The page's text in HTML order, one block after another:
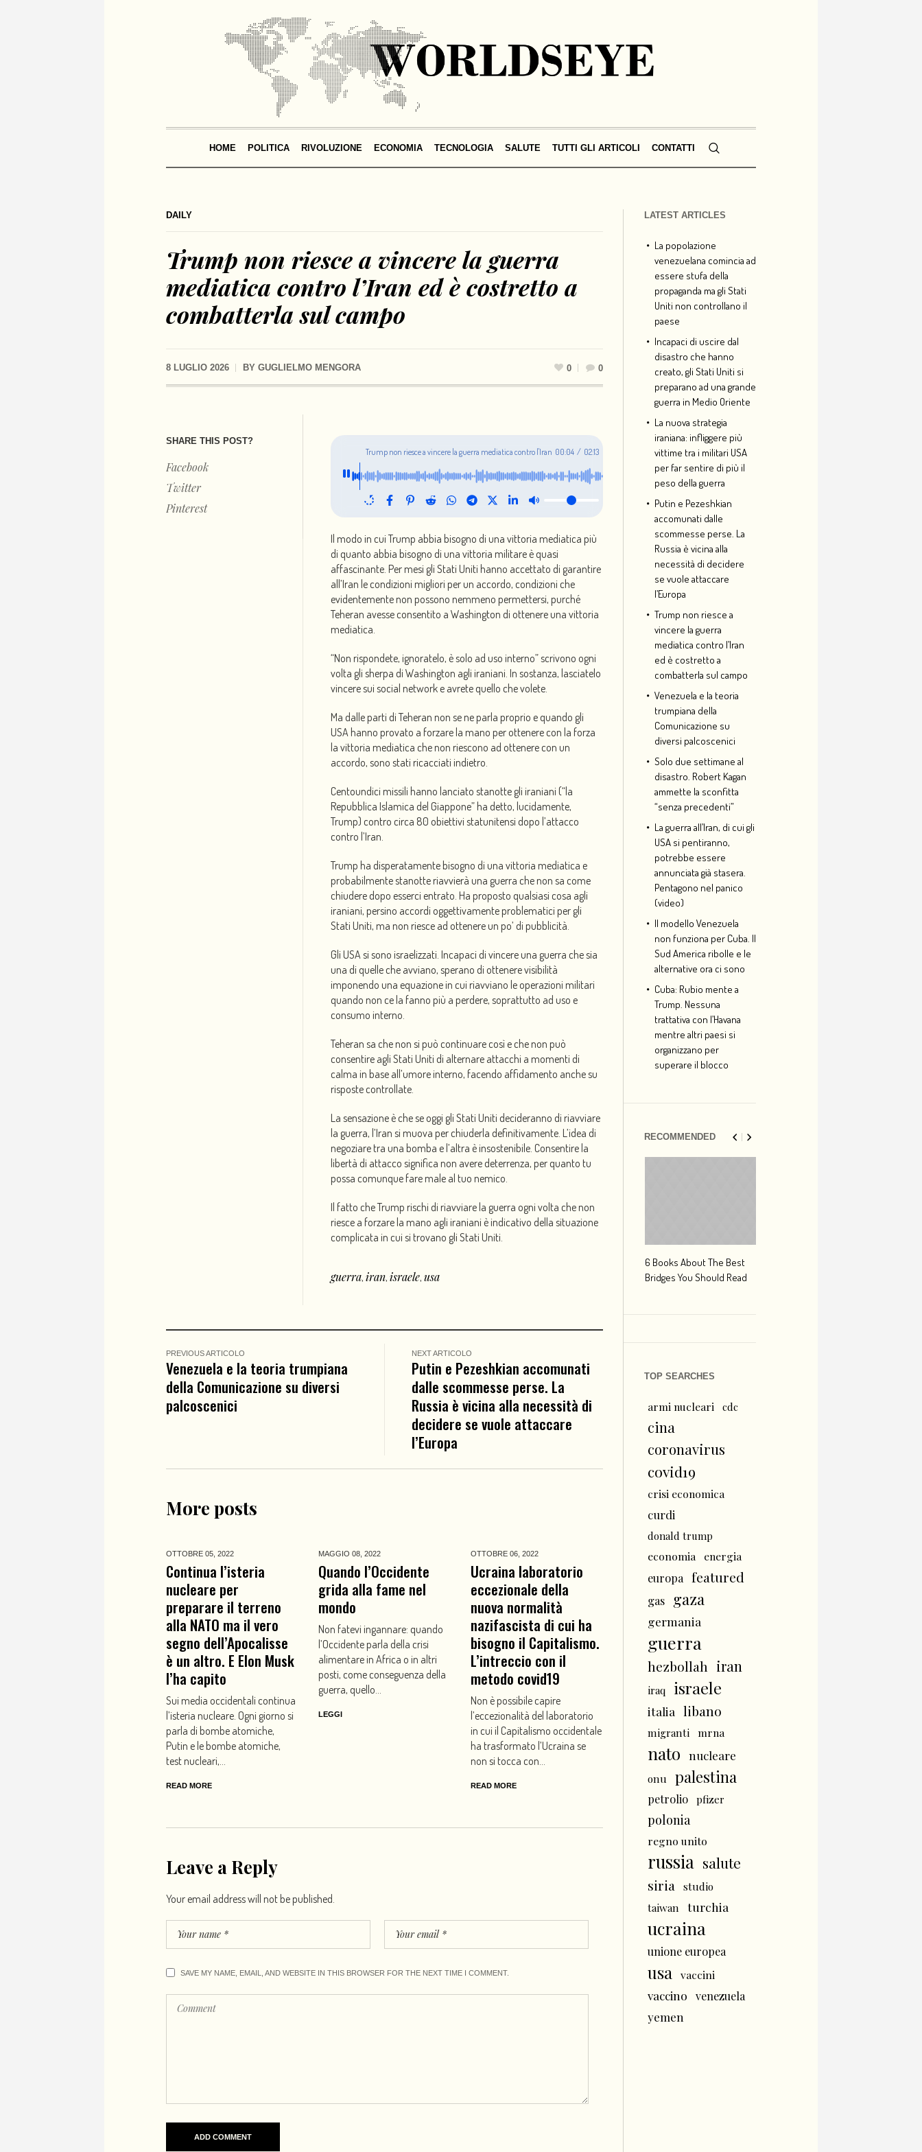
HOME POLITICA RIVOLUZIONE ECONOMIA TECNOLOGIA SALUTE TUTTI GLI ARTICOLI CONTATTI
DAILY
Trump non riesce a vincere la guerra
mediatica contro l’Iran ed è costretto a
combatterla sul campo
8 LUGLIO 2026 BY GUGLIELMO MENGORA 0 0
SHARE THIS POST?
Facebook
Twitter
Pinterest
Trump non riesce a vincere la guerra mediatica contro l'Iran
ed è costretto a combatterla sul campo
00:04 / 02:13
Il modo in cui Trump abbia bisogno di una vittoria mediatica più
di quanto abbia bisogno di una vittoria militare è quasi
affascinante. Per mesi gli Stati Uniti hanno accettato di garantire
all’Iran le condizioni migliori per un accordo, condizioni che
evidentemente non possono nemmeno permettersi, purché
Teheran avesse consentito a Washington di ottenere una vittoria
mediatica.
“Non rispondete, ignoratelo, è solo ad uso interno” scrivono ogni
volta gli sherpa di Washington agli iraniani. In sostanza, lasciatelo
vincere sui social network e avrete quello che volete.
Ma dalle parti di Teheran non se ne parla proprio e quando gli
USA hanno provato a forzare la mano per ottenere con la forza
la vittoria mediatica che non riescono ad ottenere con un
accordo, sono stati ricacciati indietro.
Centoundici missili hanno lanciato stanotte gli iraniani (“la
Repubblica Islamica del Giappone” ha detto, lucidamente,
Trump) contro circa 80 obiettivi statunitensi dopo l’attacco
contro l’Iran.
Trump ha disperatamente bisogno di una vittoria mediatica e
probabilmente stanotte riavvierà una guerra che non sa come
chiudere dopo esserci entrato. Ha proposto qualsiasi cosa agli
iraniani, persino accordi oggettivamente problematici per gli
Stati Uniti, ma non riesce ad ottenere un po’ di pubblicità.
Gli USA si sono israelizzati. Incapaci di vincere una guerra che sia
una di quelle che avviano, sperano di ottenere visibilità
imponendo una equazione in cui riavviano le operazioni militari
quando non ce la fanno più a perdere, soprattutto ad uso e
consumo interno.
Teheran sa che non si può continuare così e che non può
consentire agli Stati Uniti di alternare attacchi a momenti di
calma in base all’umore interno, facendo affidamento anche su
risposte controllate.
La sensazione è che se oggi gli Stati Uniti decideranno di riavviare
la guerra, l’Iran si muova per chiuderla definitivamente. L’idea di
negoziare tra una bomba e l’altra è insostenibile. Consentire la
libertà di attacco significa non avere deterrenza, per quanto tu
possa comunque fare male al tuo nemico.
Il fatto che Trump rischi di riavviare la guerra ogni volta che non
riesce a forzare la mano agli iraniani è indicativo della situazione
complicata in cui si trovano gli Stati Uniti.
guerra, iran, israele, usa
PREVIOUS ARTICOLO
Venezuela e la teoria trumpiana
della Comunicazione su diversi
palcoscenici
NEXT ARTICOLO
Putin e Pezeshkian accomunati
dalle scommesse perse. La
Russia è vicina alla necessità di
decidere se vuole attaccare
l’Europa
More posts
OTTOBRE 05, 2022
Continua l’isteria
nucleare per
preparare il terreno
alla NATO ma il vero
segno dell’Apocalisse
è un altro. E Elon Musk
l’ha capito
Sui media occidentali continua
l’isteria nucleare. Ogni giorno si
parla di bombe atomiche,
Putin e le bombe atomiche,
test nucleari,...
READ MORE
MAGGIO 08, 2022
Quando l’Occidente
grida alla fame nel
mondo
Non fatevi ingannare: quando
l’Occidente parla della crisi
alimentare in Africa o in altri
posti, come conseguenza della
guerra, quello...
LEGGI
OTTOBRE 06, 2022
Ucraina laboratorio
eccezionale della
nuova normalità
nazifascista di cui ha
bisogno il Capitalismo.
L’intreccio con il
metodo covid19
Non è possibile capire
l’eccezionalità del laboratorio
in cui il Capitalismo occidentale
ha trasformato l’Ucraina se
non si tocca con...
READ MORE
Leave a Reply
Your email address will not be published.
SAVE MY NAME, EMAIL, AND WEBSITE IN THIS BROWSER FOR THE NEXT TIME I COMMENT.
LATEST ARTICLES
La popolazione
venezuelana comincia ad
essere stufa della
propaganda ma gli Stati
Uniti non controllano il
paese
Incapaci di uscire dal
disastro che hanno
creato, gli Stati Uniti si
preparano ad una grande
guerra in Medio Oriente
La nuova strategia
iraniana: infliggere più
vittime tra i militari USA
per far sentire di più il
peso della guerra
Putin e Pezeshkian
accomunati dalle
scommesse perse. La
Russia è vicina alla
necessità di decidere
se vuole attaccare
l’Europa
Trump non riesce a
vincere la guerra
mediatica contro l’Iran
ed è costretto a
combatterla sul campo
Venezuela e la teoria
trumpiana della
Comunicazione su
diversi palcoscenici
Solo due settimane al
disastro. Robert Kagan
ammette la sconfitta
“senza precedenti”
La guerra all’Iran, di cui gli
USA si pentiranno,
potrebbe essere
annunciata già stasera.
Pentagono nel panico
(video)
Il modello Venezuela
non funziona per Cuba. Il
Sud America ribolle e le
alternative ora ci sono
Cuba: Rubio mente a
Trump. Nessuna
trattativa con l’Havana
mentre altri paesi si
organizzano per
superare il blocco
RECOMMENDED
6 Books About The Best
Bridges You Should Read
TOP SEARCHES
armi nucleari cdc
cina
coronavirus
covid19
crisi economica
curdi
donald trump
economia
energia
europa
featured
gas gaza
germania
guerra
hezbollah iran
iraq israele
italia libano
migranti mrna
nato nucleare
onu palestina
petrolio pfizer
polonia
regno unito
russia salute
siria
studio
taiwan
turchia
ucraina
unione europea
usa vaccini
vaccino venezuela
yemen